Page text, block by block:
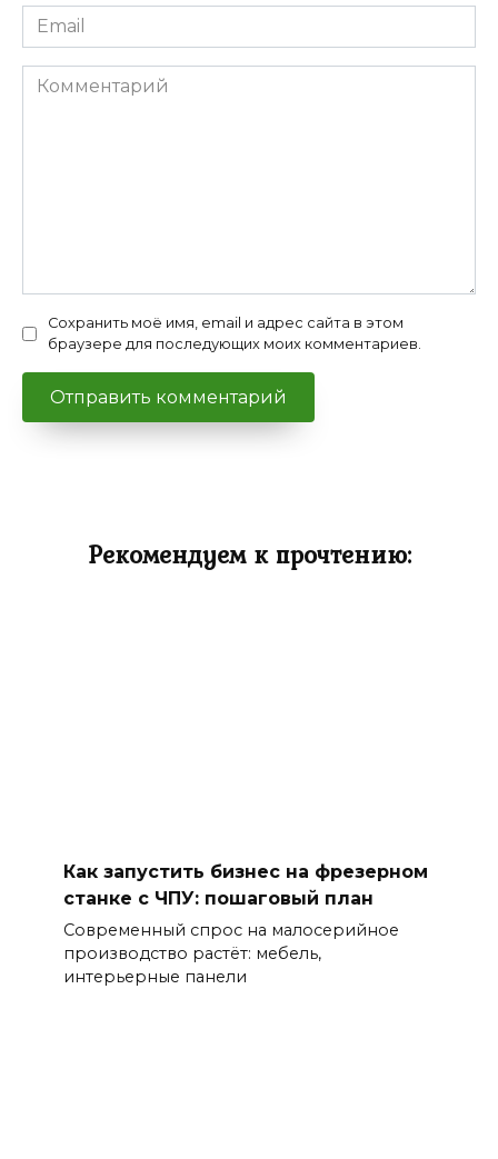
Email
*
Комментарий
Сохранить моё имя, email и адрес сайта в этом
браузере для последующих моих комментариев.
Рекомендуем к прочтению:
Как запустить бизнес на фрезерном
станке с ЧПУ: пошаговый план
Современный спрос на малосерийное
производство растёт: мебель,
интерьерные панели